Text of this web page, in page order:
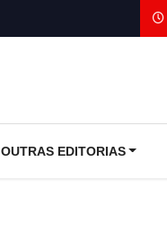
OUTRAS EDITORIAS